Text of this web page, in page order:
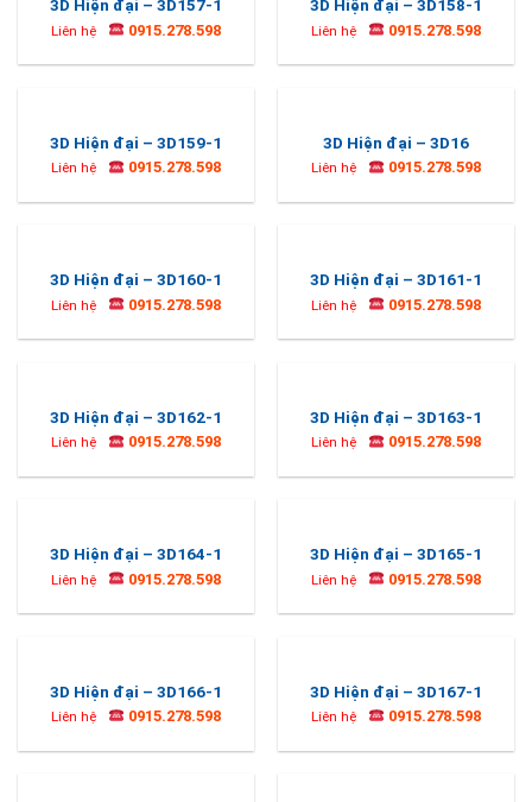
3D Hiện đại – 3D157-1
Liên hệ 0915.278.598
3D Hiện đại – 3D158-1
Liên hệ 0915.278.598
3D Hiện đại – 3D159-1
Liên hệ 0915.278.598
3D Hiện đại – 3D16
Liên hệ 0915.278.598
3D Hiện đại – 3D160-1
Liên hệ 0915.278.598
3D Hiện đại – 3D161-1
Liên hệ 0915.278.598
3D Hiện đại – 3D162-1
Liên hệ 0915.278.598
3D Hiện đại – 3D163-1
Liên hệ 0915.278.598
3D Hiện đại – 3D164-1
Liên hệ 0915.278.598
3D Hiện đại – 3D165-1
Liên hệ 0915.278.598
3D Hiện đại – 3D166-1
Liên hệ 0915.278.598
3D Hiện đại – 3D167-1
Liên hệ 0915.278.598